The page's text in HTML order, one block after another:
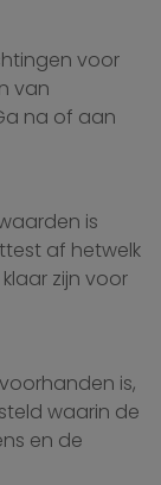
voor
van
na of aan
is
af hetwelk
zijn voor
is,
waarin de
en de